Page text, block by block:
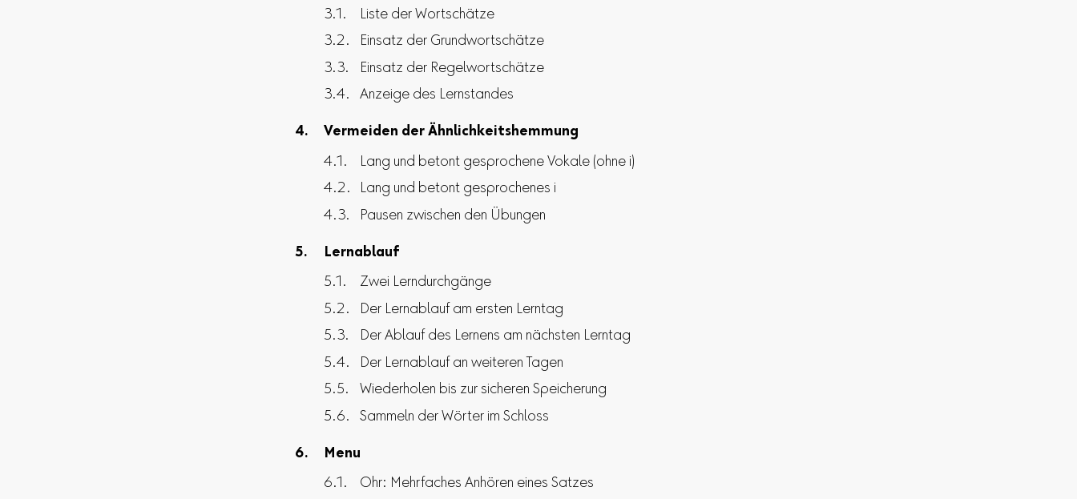
Liste der Wortschätze
Einsatz der Grundwortschätze
Einsatz der Regelwortschätze
Anzeige des Lernstandes
Vermeiden der Ähnlichkeitshemmung
Lang und betont gesprochene Vokale (ohne i)
Lang und betont gesprochenes i
Pausen zwischen den Übungen
Lernablauf
Zwei Lerndurchgänge
Der Lernablauf am ersten Lerntag
Der Ablauf des Lernens am nächsten Lerntag
Der Lernablauf an weiteren Tagen
Wiederholen bis zur sicheren Speicherung
Sammeln der Wörter im Schloss
Menu
Ohr: Mehrfaches Anhören eines Satzes